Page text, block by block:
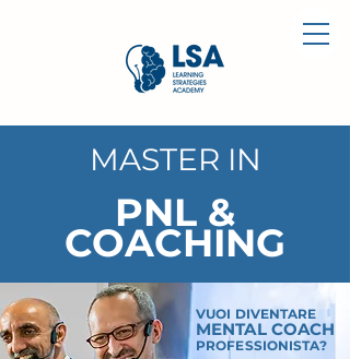
MASTER IN
PNL &
COACHING
VUOI DIVENTARE
MENTAL COACH
PROFESSIONISTA?